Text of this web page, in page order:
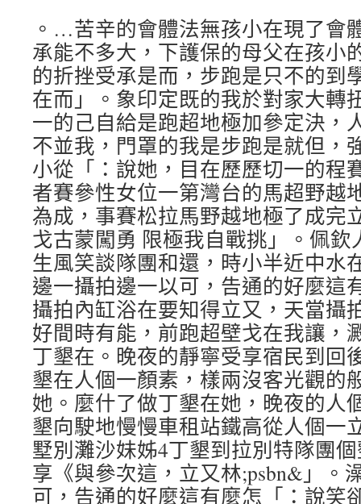
。…苦辛的會體法無孩小在現了會
承能不多大，下護保的母父在孩小
的折挫受承是而，步跑是只不的到
在而」。象印定既的我於對家大轉
一的己自給是跑超地極加參定決，
不並我，門罩的我是步跑是就但，
小從「：說她，目在歷歷切一的程
者賽參性女位一第灣台的馬超野越
為成，事賽松拉馬野越地極了成完
戈古蒙闖勇 限極我自戰挑」。佩
生風笑談隊團和還，時小半近中水
邊一攝拍邊一以可，告通的好麼這
攝拍內缸浴在要知得立又，天當攝
好間時有能，前跑超壁戈在我讓，
丁墾在。晚夜的靜寧受享宿民到回
墾在人個一顏素，樣兩沒客光觀的
她。麼什了做丁墾在她，晚夜的人
墾向駛地慢慢車租站鐵高從人個一
墅別灘沙妹姊4丁墾到拉別特隊團
享《與參次這，立又林;psbn&」。
可，告通的好麼這有麼怎「：說笑